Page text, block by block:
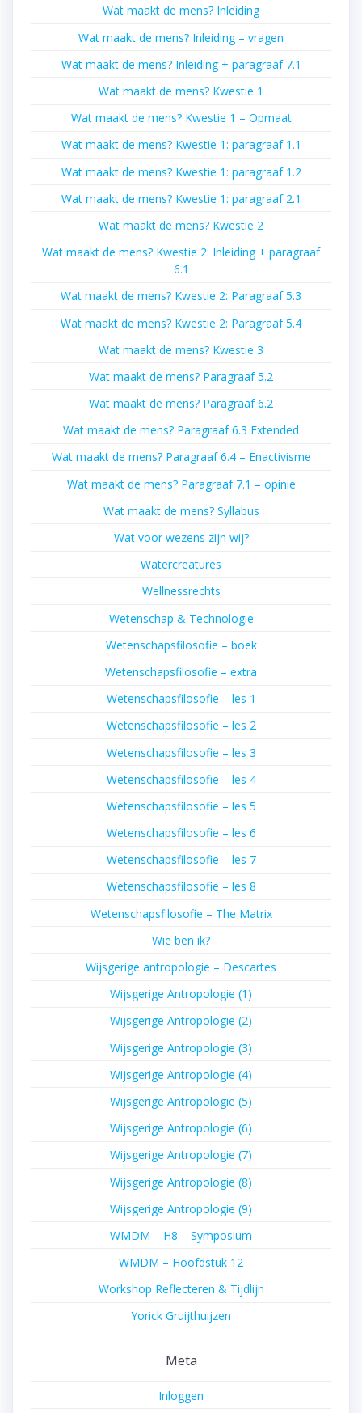
Wat maakt de mens? Inleiding
Wat maakt de mens? Inleiding – vragen
Wat maakt de mens? Inleiding + paragraaf 7.1
Wat maakt de mens? Kwestie 1
Wat maakt de mens? Kwestie 1 – Opmaat
Wat maakt de mens? Kwestie 1: paragraaf 1.1
Wat maakt de mens? Kwestie 1: paragraaf 1.2
Wat maakt de mens? Kwestie 1: paragraaf 2.1
Wat maakt de mens? Kwestie 2
Wat maakt de mens? Kwestie 2: Inleiding + paragraaf
6.1
Wat maakt de mens? Kwestie 2: Paragraaf 5.3
Wat maakt de mens? Kwestie 2: Paragraaf 5.4
Wat maakt de mens? Kwestie 3
Wat maakt de mens? Paragraaf 5.2
Wat maakt de mens? Paragraaf 6.2
Wat maakt de mens? Paragraaf 6.3 Extended
Wat maakt de mens? Paragraaf 6.4 – Enactivisme
Wat maakt de mens? Paragraaf 7.1 – opinie
Wat maakt de mens? Syllabus
Wat voor wezens zijn wij?
Watercreatures
Wellnessrechts
Wetenschap & Technologie
Wetenschapsfilosofie – boek
Wetenschapsfilosofie – extra
Wetenschapsfilosofie – les 1
Wetenschapsfilosofie – les 2
Wetenschapsfilosofie – les 3
Wetenschapsfilosofie – les 4
Wetenschapsfilosofie – les 5
Wetenschapsfilosofie – les 6
Wetenschapsfilosofie – les 7
Wetenschapsfilosofie – les 8
Wetenschapsfilosofie – The Matrix
Wie ben ik?
Wijsgerige antropologie – Descartes
Wijsgerige Antropologie (1)
Wijsgerige Antropologie (2)
Wijsgerige Antropologie (3)
Wijsgerige Antropologie (4)
Wijsgerige Antropologie (5)
Wijsgerige Antropologie (6)
Wijsgerige Antropologie (7)
Wijsgerige Antropologie (8)
Wijsgerige Antropologie (9)
WMDM – H8 – Symposium
WMDM – Hoofdstuk 12
Workshop Reflecteren & Tijdlijn
Yorick Gruijthuijzen
Meta
Inloggen